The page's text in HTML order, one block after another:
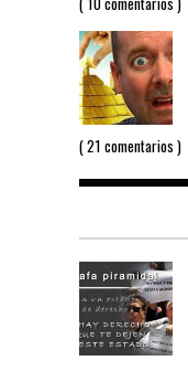
21 comentarios